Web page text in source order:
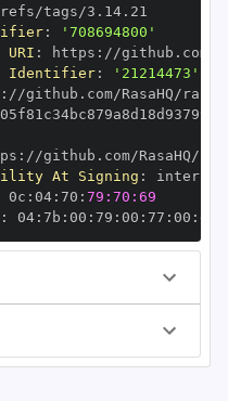
:
'708694800'
URI : https :
Identifier:
'21214473'
: //github.com/RasaHQ/rasa
: //github.com/RasaHQ/
At Signing :
0c : 04: 70 : 79:70:69
: 04: 7b : 00 : 79 : 00 : 77 : 00 : dd